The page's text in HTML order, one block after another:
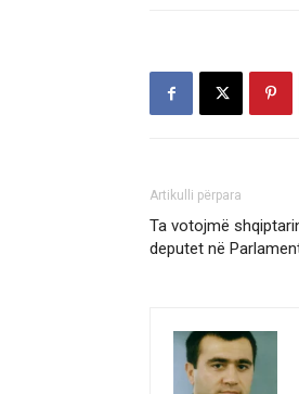
Artikulli përpara
Ta votojmë
deputet në